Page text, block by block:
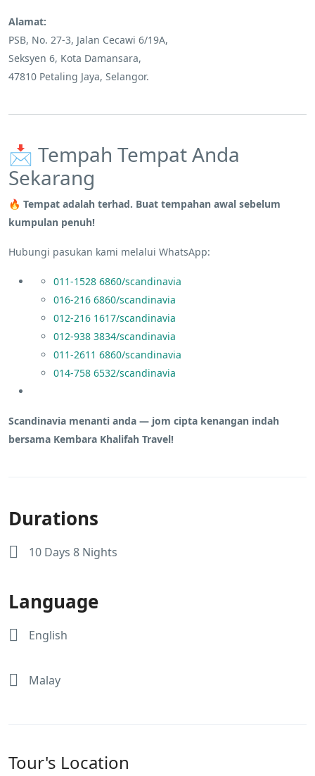
Alamat:
PSB, No. 27-3, Jalan Cecawi 6/19A,
Seksyen 6, Kota Damansara,
47810 Petaling Jaya, Selangor.
📩 Tempah Tempat Anda
Sekarang
🔥 Tempat adalah terhad. Buat tempahan awal sebelum
kumpulan penuh!
Hubungi pasukan kami melalui WhatsApp:
011-1528 6860/scandinavia
016-216 6860/scandinavia
012-216 1617/scandinavia
012-938 3834/scandinavia
011-2611 6860/scandinavia
014-758 6532/scandinavia
Scandinavia menanti anda — jom cipta kenangan indah
bersama Kembara Khalifah Travel!
Durations
10 Days 8 Nights
Language
English
Malay
Tour's Location